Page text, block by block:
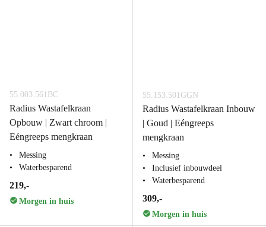
55.003.561BC
Radius Wastafelkraan
Opbouw | Zwart chroom |
Eéngreeps mengkraan
Messing
Waterbesparend
219,-
Morgen in huis
55.153.501GGN
Radius Wastafelkraan Inbouw
| Goud | Eéngreeps
mengkraan
Messing
Inclusief inbouwdeel
Waterbesparend
309,-
Morgen in huis